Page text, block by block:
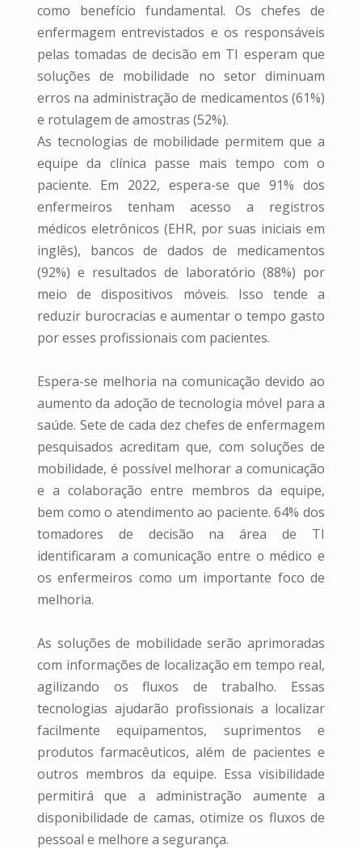
como benefício fundamental. Os chefes de
enfermagem entrevistados e os responsáveis
pelas tomadas de decisão em TI esperam que
soluções de mobilidade no setor diminuam
erros na administração de medicamentos (61%)
e rotulagem de amostras (52%).
As tecnologias de mobilidade permitem que a
equipe da clínica passe mais tempo com o
paciente. Em 2022, espera-se que 91% dos
enfermeiros tenham acesso a registros
médicos eletrônicos (EHR, por suas iniciais em
inglês), bancos de dados de medicamentos
(92%) e resultados de laboratório (88%) por
meio de dispositivos móveis. Isso tende a
reduzir burocracias e aumentar o tempo gasto
por esses profissionais com pacientes.
Espera-se melhoria na comunicação devido ao
aumento da adoção de tecnologia móvel para a
saúde. Sete de cada dez chefes de enfermagem
pesquisados acreditam que, com soluções de
mobilidade, é possível melhorar a comunicação
e a colaboração entre membros da equipe,
bem como o atendimento ao paciente. 64% dos
tomadores de decisão na área de TI
identificaram a comunicação entre o médico e
os enfermeiros como um importante foco de
melhoria.
As soluções de mobilidade serão aprimoradas
com informações de localização em tempo real,
agilizando os fluxos de trabalho. Essas
tecnologias ajudarão profissionais a localizar
facilmente equipamentos, suprimentos e
produtos farmacêuticos, além de pacientes e
outros membros da equipe. Essa visibilidade
permitirá que a administração aumente a
disponibilidade de camas, otimize os fluxos de
pessoal e melhore a segurança.